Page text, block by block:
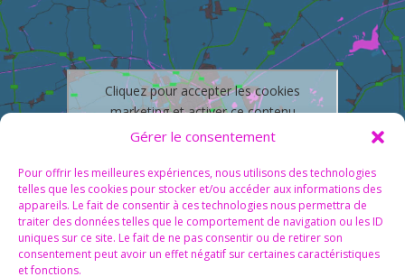
Gérer le consentement
Pour offrir les meilleures expériences, nous utilisons des technologies
telles que les cookies pour stocker et/ou accéder aux informations des
appareils. Le fait de consentir à ces technologies nous permettra de
traiter des données telles que le comportement de navigation ou les ID
uniques sur ce site. Le fait de ne pas consentir ou de retirer son
consentement peut avoir un effet négatif sur certaines caractéristiques
et fonctions.
Cliquez pour accepter les cookies
marketing et activer ce contenu